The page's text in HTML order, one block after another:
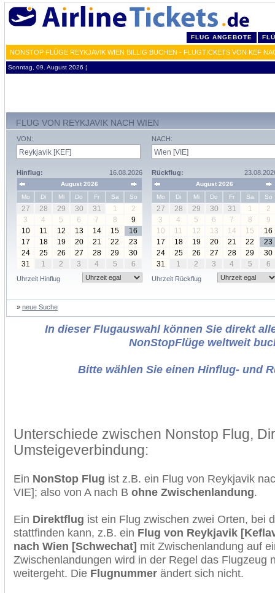
FLUG ANGEBOTE
NONSTOP FLÜGE REYKJAVIK WIEN BILLIG BUCHEN - FLUGTICKETS VON KEF
Sonntag, 09. August 2026 ¦
FLUG VON REYKJAVIK NACH WIEN
VON:
Hinflug: 16.08.2026
August 2026
Mo
Di Mi Do Fr Sa So
27 28 29 30 31 1
2
3
4 5 6 7 8
9
10
11 12 13 14 15
16
17
18 19 20 21 22
23
24
25 26 27 28 29
30
31
1 2 3 4 5 6
Uhrzeit Hinflug
NACH:
Rückflug:
August 2026
Mo
Di Mi Do Fr Sa So
27 28 29 30 31 1
2
3
4 5 6 7 8
9
10
11 12 13 14 15
16
17
18 19 20 21 22
23
24
25 26 27 28 29
30
31
1 2 3 4 5 6
Uhrzeit Rückflug
» neue Suche
In dieser Flugauswahl können Sie direkt
NonStopFlüge weltweit
Bitte wählen Sie einen Hinflug- und
Unterschiede zwischen Nonstop Flug,
Umsteigeverbindung:
Ein NonStop Flug ist z.B. ein Flug von Reykjavik
VIE]; also von A nach B ohne Zwischenlandung.
Ein Direktflug ist ein Flug zwischen zwei Orten, bei
stattfinden kann, z.B. ein Flug von Reykjavik
nach Wien [Schwechat] mit Zwischenlandung auf
Zwischenlandungen wird in der Regel das Flugzeug
weitergeht. Die Flugnummer ändert sich nicht.